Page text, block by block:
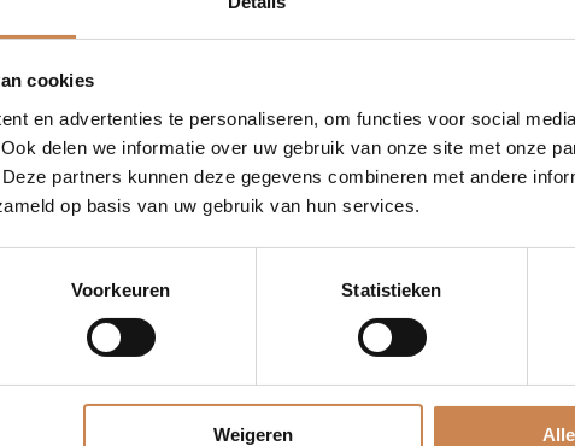
cookies
en advertenties te personaliseren, om functies voor social
delen we informatie over uw gebruik van onze site met onze
partners kunnen deze gegevens combineren met andere
op basis van uw gebruik van hun services.
Voorkeuren Statistieken
Weigeren